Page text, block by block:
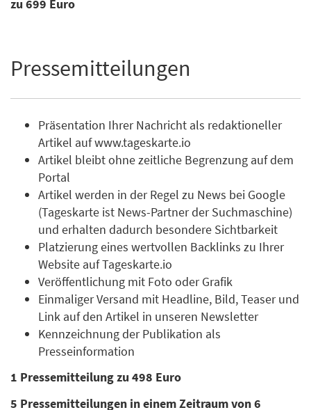
zu 699 Euro
Pressemitteilungen
Präsentation Ihrer Nachricht als redaktioneller
Artikel auf www.tageskarte.io
Artikel bleibt ohne zeitliche Begrenzung auf dem
Portal
Artikel werden in der Regel zu News bei Google
(Tageskarte ist News-Partner der Suchmaschine)
und erhalten dadurch besondere Sichtbarkeit
Platzierung eines wertvollen Backlinks zu Ihrer
Website auf Tageskarte.io
Veröffentlichung mit Foto oder Grafik
Einmaliger Versand mit Headline, Bild, Teaser und
Link auf den Artikel in unseren Newsletter
Kennzeichnung der Publikation als
Presseinformation
1 Pressemitteilung zu 498 Euro
5 Pressemitteilungen in einem Zeitraum von 6